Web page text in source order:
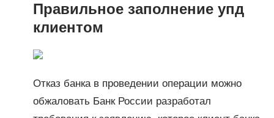
Правильное заполнение упд
клиентом
Отказ банка в проведении операции можно
обжаловать Банк России разработал